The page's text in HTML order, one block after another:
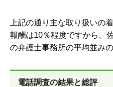
上記の通り主な取り扱いの
報酬は10％程度ですから、
の弁護士事務所の平均並み
電話調査の結果と総評